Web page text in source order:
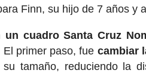
Finn, su hijo de 7 años y
un cuadro Santa Cruz
El primer paso, fue cambiar
tamaño, reduciendo la